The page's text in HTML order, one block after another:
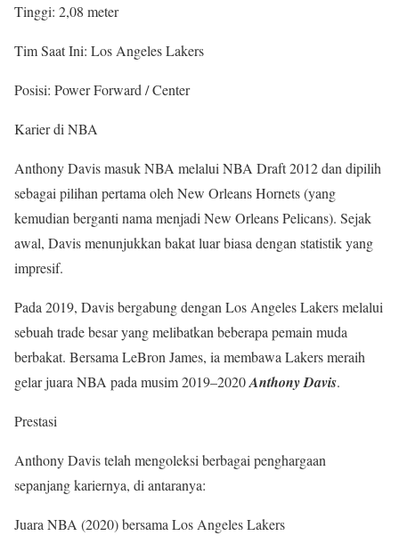
Tinggi: 2,08 meter
Tim Saat Ini: Los Angeles Lakers
Posisi: Power Forward / Center
Karier di NBA
Anthony Davis masuk NBA melalui NBA Draft 2012 dan dipilih
sebagai pilihan pertama oleh New Orleans Hornets (yang
kemudian berganti nama menjadi New Orleans Pelicans). Sejak
awal, Davis menunjukkan bakat luar biasa dengan statistik yang
impresif.
Pada 2019, Davis bergabung dengan Los Angeles Lakers melalui
sebuah trade besar yang melibatkan beberapa pemain muda
berbakat. Bersama LeBron James, ia membawa Lakers meraih
gelar juara NBA pada musim 2019–2020Anthony Davis.
Prestasi
Anthony Davis telah mengoleksi berbagai penghargaan
sepanjang kariernya, di antaranya:
Juara NBA (2020) bersama Los Angeles Lakers